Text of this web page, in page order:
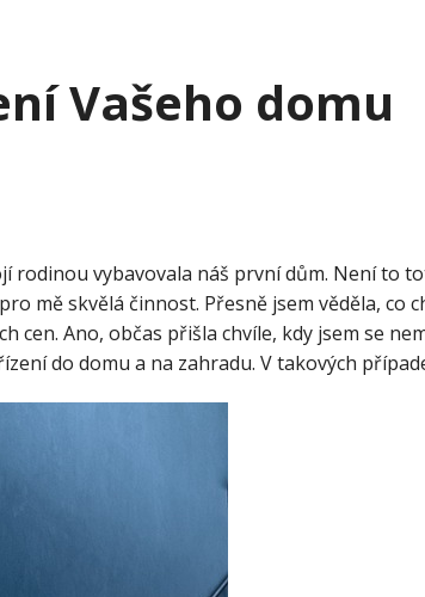
Vašeho domu
rodinou vybavovala náš první dům. Není to
mě skvělá činnost. Přesně jsem věděla,
cen. Ano, občas přišla chvíle, kdy jsem se
do domu a na zahradu. V takových